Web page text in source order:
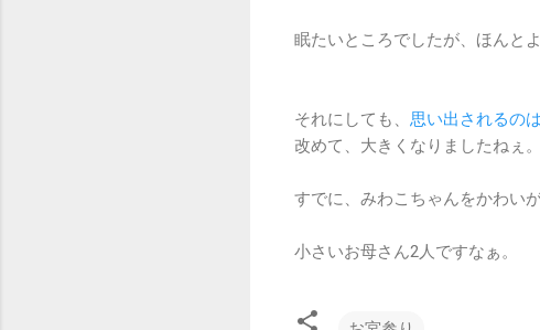
眠たいところでしたが、ほんと
それにしても、 思い出されるの
改めて、大きくなりましたねぇ。
すでに、みわこちゃんをかわい
小さいお母さん2人ですなぁ。